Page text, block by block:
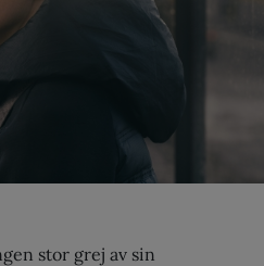
stor grej av sin